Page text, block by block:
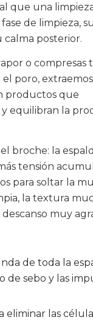
que una limpieza
de limpieza,
calma posterior.
o compresas
poro,
productos que
equilibran la
broche: la
tensión
para soltar la
la textura
muy
de toda la
de sebo y las
eliminar las